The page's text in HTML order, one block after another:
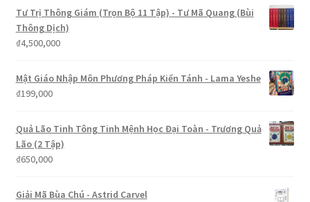
Tư Trị Thông Giám (Trọn Bộ 11 Tập) - Tư Mã Quang (Bùi
Thông Dịch)
₫4,500,000
Mật Giáo Nhập Môn Phương Pháp Kiến Tánh - Lama Yeshe
₫199,000
Quả Lão Tinh Tông Tinh Mệnh Học Đại Toàn - Trương Quả
Lão (2 Tập)
₫650,000
Giải Mã Bùa Chú - Astrid Carvel